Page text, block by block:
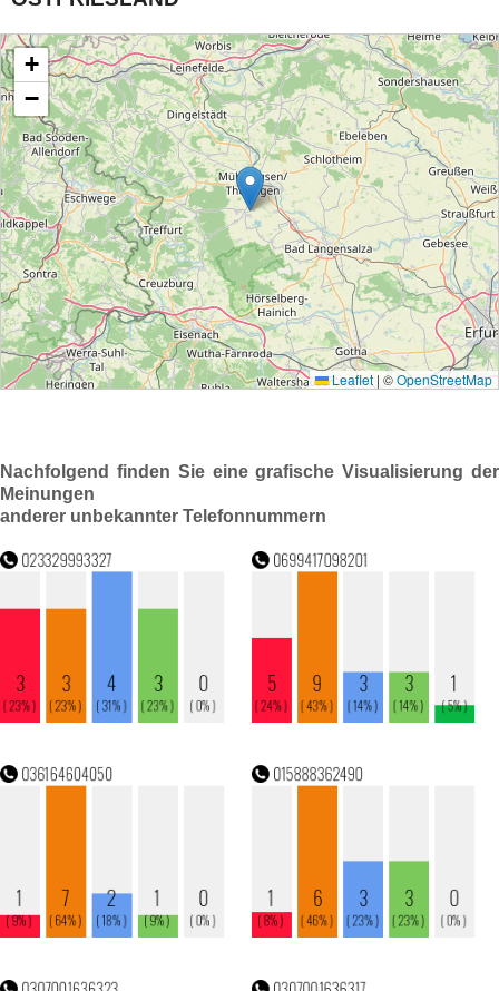
Nachfolgend finden Sie eine grafische Visualisierung der
Meinungen
anderer unbekannter Telefonnummern